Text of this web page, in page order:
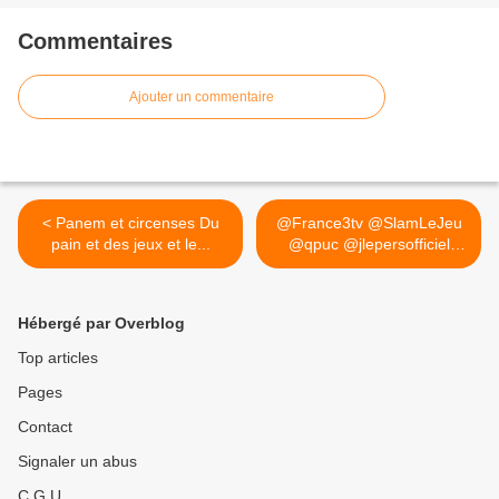
Commentaires
Ajouter un commentaire
< Panem et circenses Du
pain et des jeux et le...
@France3tv @SlamLeJeu
@qpuc @jlepersofficiel
Panem... >
Hébergé par Overblog
Top articles
Pages
Contact
Signaler un abus